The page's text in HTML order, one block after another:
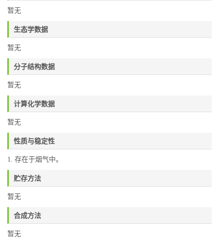
暂无
生态学数据
暂无
分子结构数据
暂无
计算化学数据
暂无
性质与稳定性
1. 存在于烟气中。
贮存方法
暂无
合成方法
暂无